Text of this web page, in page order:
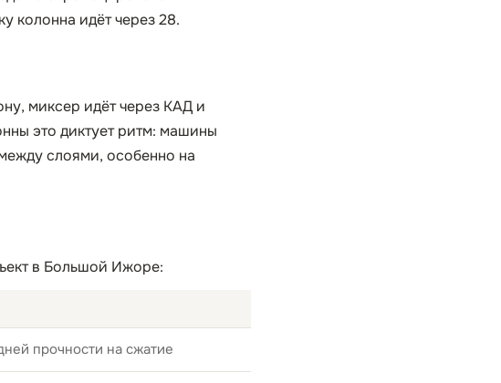
колонна идёт через 28.
миксер идёт через КАД и
это диктует ритм: машины
слоями, особенно на
в Большой Ижоре:
прочности на сжатие